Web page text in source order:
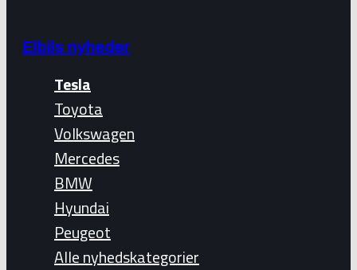
Elbils nyheder
Tesla
Toyota
Volkswagen
Mercedes
BMW
Hyundai
Peugeot
Alle nyhedskategorier